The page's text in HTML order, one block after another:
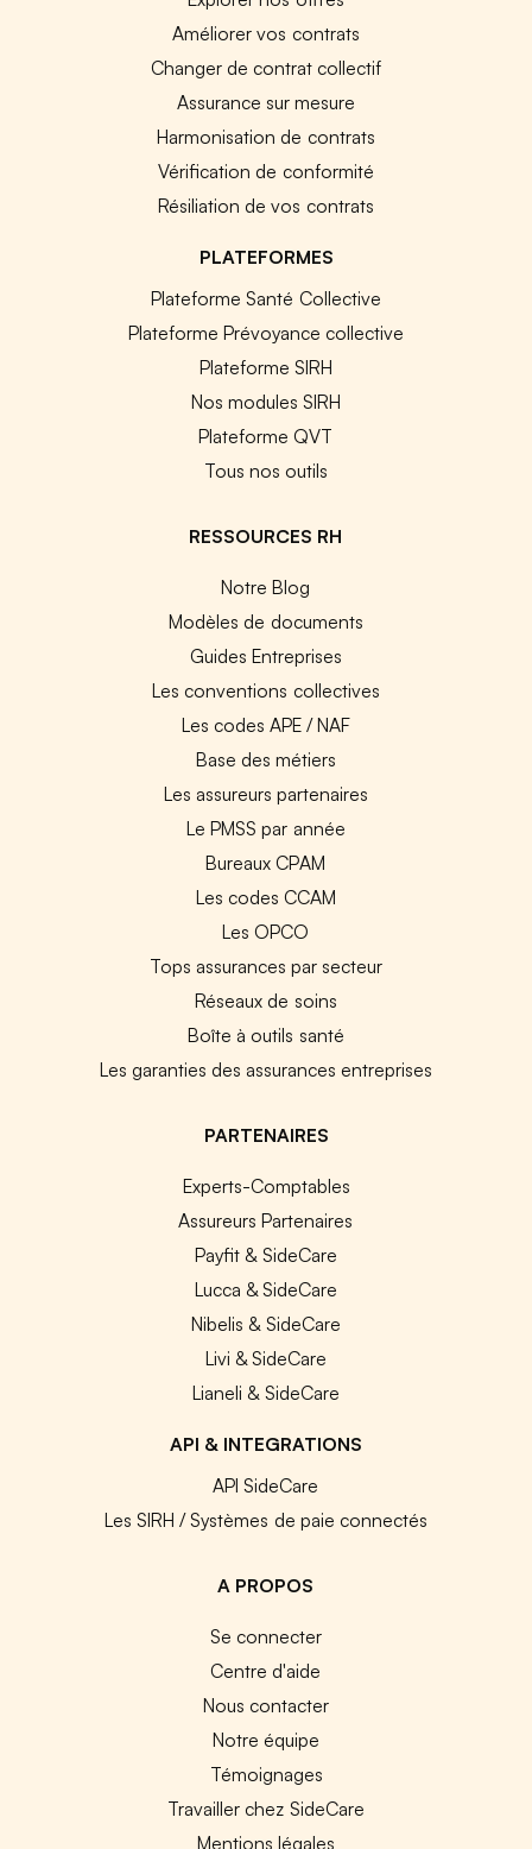
Améliorer vos contrats
Changer de contrat collectif
Assurance sur mesure
Harmonisation de contrats
Vérification de conformité
Résiliation de vos contrats
PLATEFORMES
Plateforme Santé Collective
Plateforme Prévoyance collective
Plateforme SIRH
Nos modules SIRH
Plateforme QVT
Tous nos outils
RESSOURCES RH
Notre Blog
Modèles de documents
Guides Entreprises
Les conventions collectives
Les codes APE / NAF
Base des métiers
Les assureurs partenaires
Le PMSS par année
Bureaux CPAM
Les codes CCAM
Les OPCO
Tops assurances par secteur
Réseaux de soins
Boîte à outils santé
Les garanties des assurances entreprises
PARTENAIRES
Experts-Comptables
Assureurs Partenaires
Payfit & SideCare
Lucca & SideCare
Nibelis & SideCare
Livi & SideCare
Lianeli & SideCare
API & INTEGRATIONS
API SideCare
Les SIRH / Systèmes de paie connectés
A PROPOS
Se connecter
Centre d'aide
Nous contacter
Notre équipe
Témoignages
Travailler chez SideCare
Mentions légales